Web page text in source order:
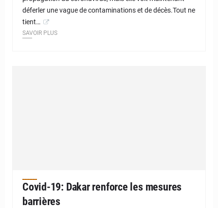
déferler une vague de contaminations et de décès.Tout ne
tient…
SAVOIR PLUS
Covid-19: Dakar renforce les mesures
barrières